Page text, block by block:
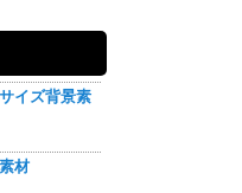
イズ背景素
材